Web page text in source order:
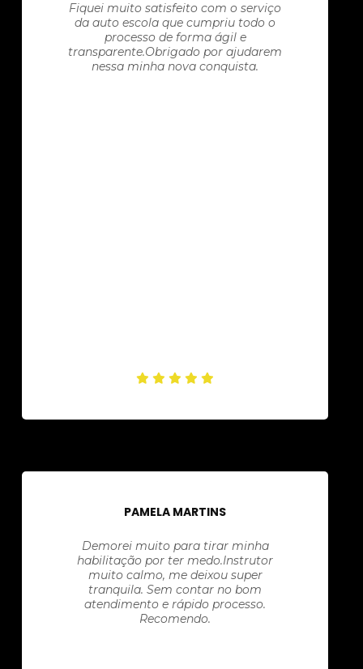
Fiquei muito satisfeito com o serviço
da auto escola que cumpriu todo o
processo de forma ágil e
transparente.Obrigado por ajudarem
nessa minha nova conquista.
PAMELA MARTINS
Demorei muito para tirar minha
habilitação por ter medo.Instrutor
muito calmo, me deixou super
tranquila. Sem contar no bom
atendimento e rápido processo.
Recomendo.